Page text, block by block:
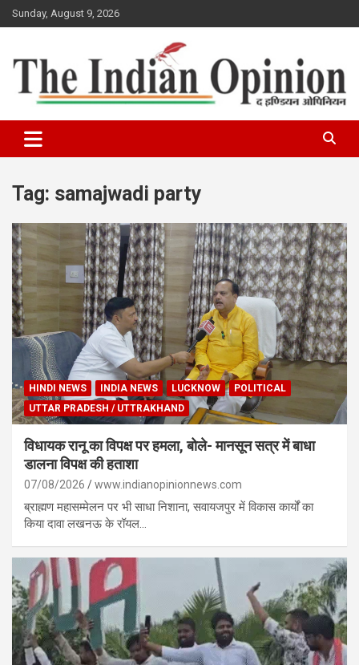
Skip
to
Sunday, August 9, 2026
Indian Opinion News
Tag: samajwadi party
HINDI NEWS INDIA NEWS LUCKNOW
POLITICAL
UTTAR PRADESH / UTTRAKHAND
विधायक रानू का विपक्ष पर हमला, बोले- मानसून सत्र में बाधा
डालना विपक्ष की हताशा
07/08/2026 www.indianopinionnews.com
ब्राह्मण महासम्मेलन पर भी साधा निशाना, सवायजपुर में विकास कार्यों का
किया दावा लखनऊ के रॉयल…